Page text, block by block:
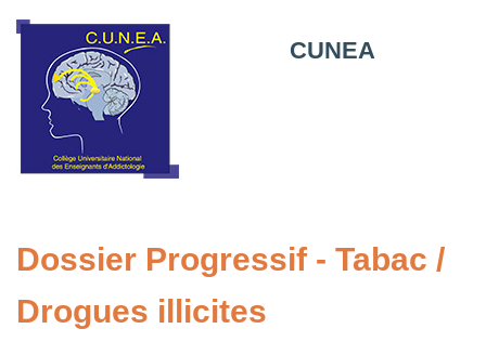
CUNEA
Dossier Progressif - Tabac /
Drogues illicites